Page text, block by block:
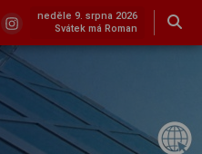
neděle 9. srpna 2026
Svátek má Roman